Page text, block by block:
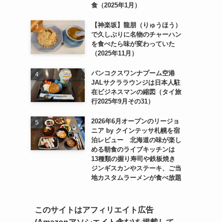
食（2025年1月）
【神楽坂】龍朋（りゅうほう）
で久しぶりに名物のチャーハン
を食べたら味が変わっていた
（2025年11月）
バンコクスワンナプーム空港
JALサクララウンジは日本人駐
在ビジネスマンの縮図（タイ旅
行2025年9月その31）
2026年6月オープンのリージョ
ニア by クインテッサ札幌を宿
泊レビュー 北海道の味が楽し
める朝食のライブキッチンは
13種類の握り寿司や鉄板焼き
ジンギスカンやステーキ、ご当
地カスタムラーメンが食べ放題
このサイトはアフィリエイト広告